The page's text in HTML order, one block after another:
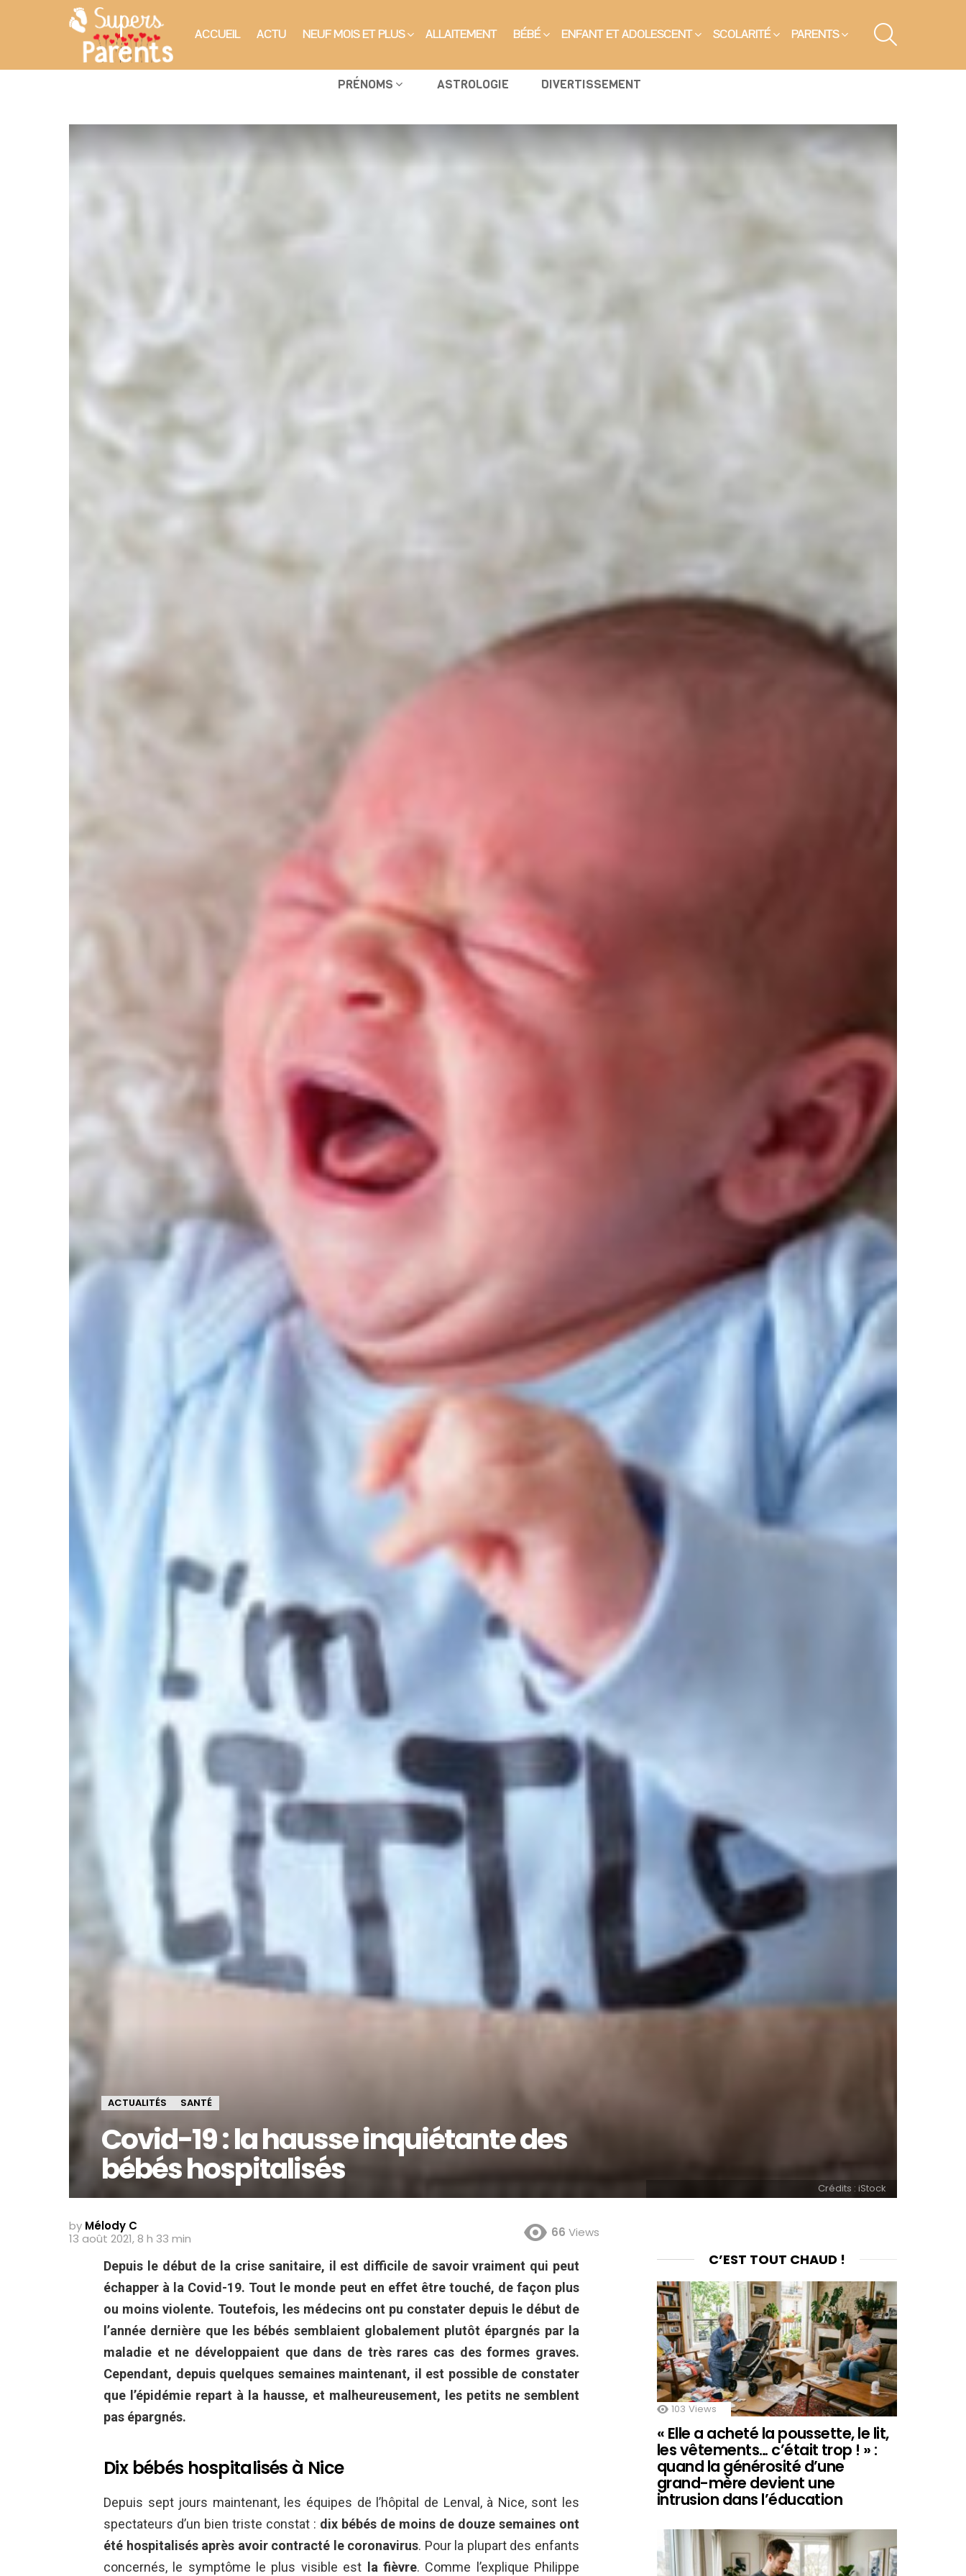
ACCUEIL ACTU NEUF MOIS ET PLUS ALLAITEMENT BÉBÉ ENFANT ET ADOLESCENT SCOLARITÉ PARENTS
PRÉNOMS ASTROLOGIE DIVERTISSEMENT
ACTUALITÉS SANTÉ
Covid-19 : la hausse inquiétante des
bébés hospitalisés
Crédits : iStock
by Mélody C
13 août 2021, 8 h 33 min
66 Views
Depuis le début de la crise sanitaire, il est difficile de savoir vraiment qui peut
échapper à la Covid-19. Tout le monde peut en effet être touché, de façon plus
ou moins violente. Toutefois, les médecins ont pu constater depuis le début de
l’année dernière que les bébés semblaient globalement plutôt épargnés par la
maladie et ne développaient que dans de très rares cas des formes graves.
Cependant, depuis quelques semaines maintenant, il est possible de constater
que l’épidémie repart à la hausse, et malheureusement, les petits ne semblent
pas épargnés.
Dix bébés hospitalisés à Nice
Depuis sept jours maintenant, les équipes de l’hôpital de Lenval, à Nice, sont les
spectateurs d’un bien triste constat : dix bébés de moins de douze semaines ont
été hospitalisés après avoir contracté le coronavirus. Pour la plupart des enfants
concernés, le symptôme le plus visible est la fièvre. Comme l’explique Philippe
C’EST TOUT CHAUD !
103 Views
« Elle a acheté la poussette, le lit,
les vêtements… c’était trop ! » :
quand la générosité d’une
grand-mère devient une
intrusion dans l’éducation